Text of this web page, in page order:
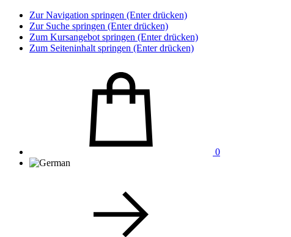
Zur Navigation springen (Enter drücken)
Zur Suche springen (Enter drücken)
Zum Kursangebot springen (Enter drücken)
Zum Seiteninhalt springen (Enter drücken)
0